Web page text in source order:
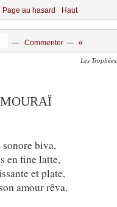
Page au hasard Haut
— Commenter— »
Les Trophées
biva,
en fine latte,
et plate,
amour rêva.